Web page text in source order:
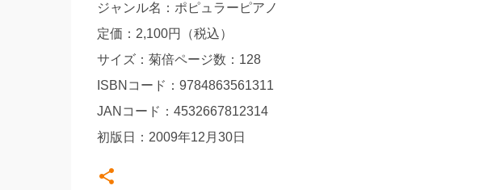
ジャンル名：ポピュラーピアノ
定価：2,100円（税込）
サイズ：菊倍ページ数：128
ISBNコード：9784863561311
JANコード：4532667812314
初版日：2009年12月30日